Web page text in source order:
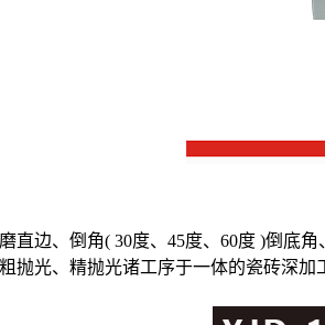
直边、倒角( 30度、45度、60度 )倒底
抛光、精抛光诸工序于一体的瓷砖深加